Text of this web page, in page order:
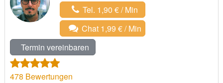
Tel. 1,90 € / Min
Chat 1,99 € / Min
Termin vereinbaren
478 Bewertungen